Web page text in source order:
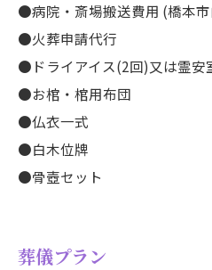
●病院・斎場搬送費用 (橋本
●火葬申請代行
●ドライアイス(2回)又は霊安
​●お棺・棺用布団
●仏衣一式
●白木位牌
●骨壺セット
葬儀プラン